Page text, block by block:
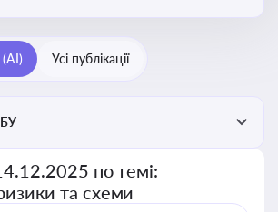
Усі публікації
по темі:
та схеми